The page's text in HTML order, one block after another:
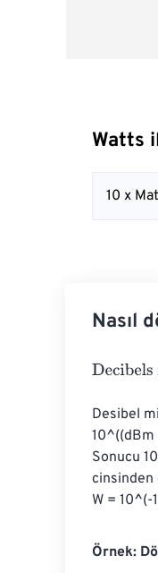
Watts
10 x
Nasıl
Decibels
Desibel
10^((dBm
Sonucu
cinsinden
W = 10^(-
Örnek: